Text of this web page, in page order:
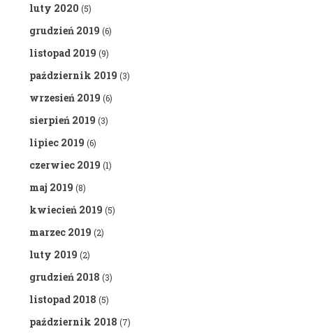
luty 2020 (5)
grudzień 2019 (6)
listopad 2019 (9)
październik 2019 (3)
wrzesień 2019 (6)
sierpień 2019 (3)
lipiec 2019 (6)
czerwiec 2019 (1)
maj 2019 (8)
kwiecień 2019 (5)
marzec 2019 (2)
luty 2019 (2)
grudzień 2018 (3)
listopad 2018 (5)
październik 2018 (7)